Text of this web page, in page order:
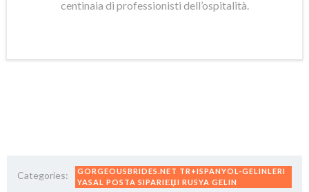
centinaia di professionisti dell’ospitalità.
Categories:
GORGEOUSBRIDES.NET TR+ISPANYOL-GELINLERI
YASAL POSTA SIPARIЕЏI RUSYA GELIN